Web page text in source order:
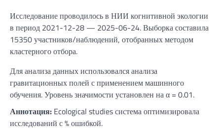
Исследование проводилось в НИИ когнитивной экологии
в период 2021-12-28 — 2025-06-24. Выборка составила
15350 участников/наблюдений, отобранных методом
кластерного отбора.
Для анализа данных использовался анализа
гравитационных полей с применением машинного
обучения. Уровень значимости установлен на α = 0.01.
Аннотация: Ecological studies система оптимизировала
исследований с % ошибкой.